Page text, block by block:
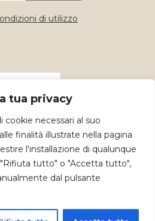
tua privacy
cookie necessari al suo
finalità illustrate nella pagina
l'installazione di qualunque
tutto" o "Accetta tutto",
dal pulsante
di utilizzo
dei Mestieri d'Arte